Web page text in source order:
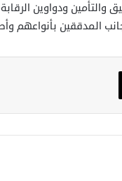
ودواوين
المدققين بأنواعهم